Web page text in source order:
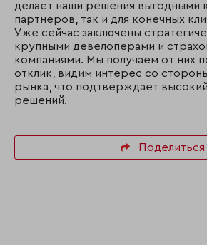
делает наши решения выгодными
партнеров, так и для конечных
Уже сейчас заключены
крупными девелоперами и
компаниями. Мы получаем от них
отклик, видим интерес со
рынка, что подтверждает
решений.
Поделиться